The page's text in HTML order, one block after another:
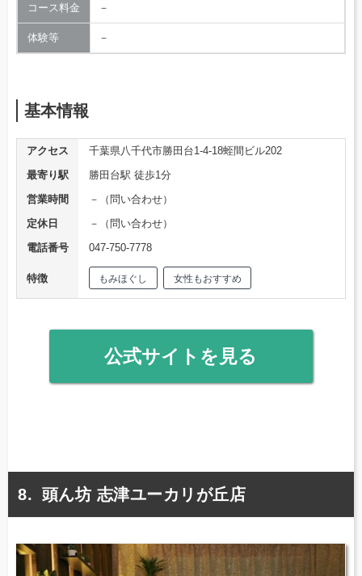
コース料金 －
体験等 －
基本情報
アクセス
千葉県八千代市勝田台1-4-18蛭間ビル202
最寄り駅
勝田台駅 徒歩1分
営業時間
－（問い合わせ）
定休日
－（問い合わせ）
電話番号
047-750-7778
特徴 もみほぐし 女性もおすすめ
公式サイトを見る
頭ん坊 志津ユーカリが丘店